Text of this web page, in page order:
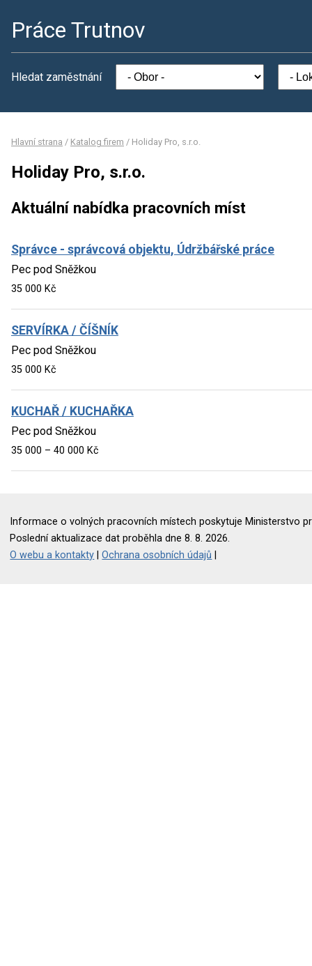
Práce Trutnov
Hledat zaměstnání
Hlavní strana / Katalog firem / Holiday Pro, s.r.o.
Holiday Pro, s.r.o.
Aktuální nabídka pracovních míst
Správce - správcová objektu, Údržbářské práce
Pec pod Sněžkou
35 000 Kč
SERVÍRKA / ČÍŠNÍK
Pec pod Sněžkou
35 000 Kč
KUCHAŘ / KUCHAŘKA
Pec pod Sněžkou
35 000 – 40 000 Kč
Informace o volných pracovních místech poskytuje Ministerstvo
Poslední aktualizace dat proběhla dne 8. 8. 2026.
O webu a kontakty |Ochrana osobních údajů